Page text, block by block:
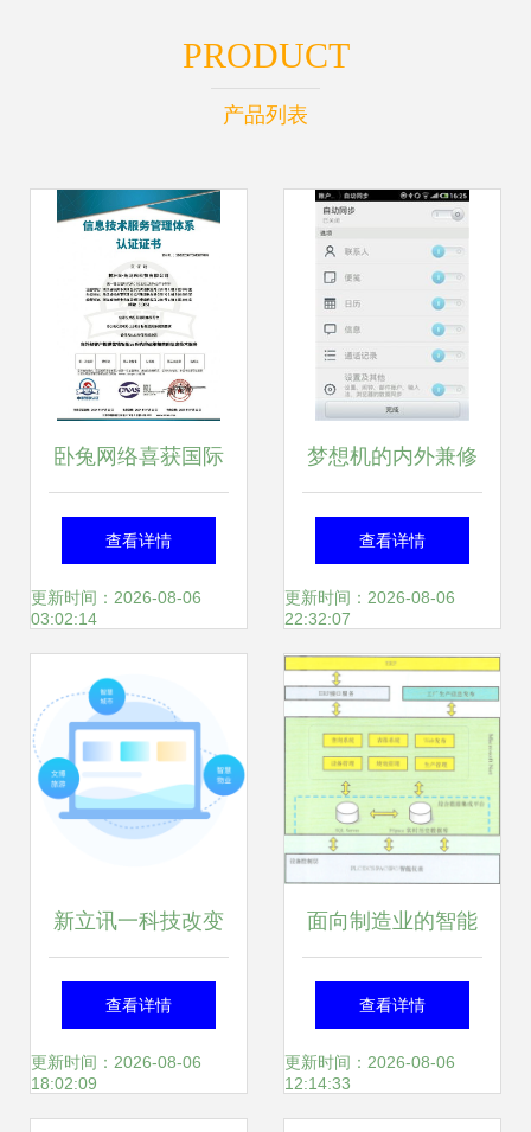
PRODUCT
产品列表
卧兔网络喜获国际
双认证，筑基信息
安全磐石，领航营
查看详情
更新时间：2026-08-06
03:02:14
梦想机的内外兼修
魅族MX软件系统
体验与信息系统集
成服务解析
查看详情
更新时间：2026-08-06
22:32:07
新立讯一科技改变
未来
查看详情
更新时间：2026-08-06
18:02:09
面向制造业的智能
工厂解决方案与信
息系统集成服务
查看详情
更新时间：2026-08-06
12:14:33